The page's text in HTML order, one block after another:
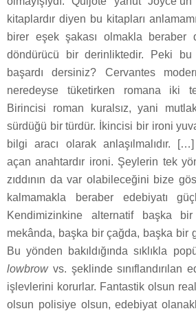
kitaplardır diyen bu kitapları
birer eşek şakası olmakla beraber
döndürücü bir derinliktedir. Peki bu
başardı dersiniz? Cervantes
neredeyse tüketirken romana iki
Birincisi roman kuralsız, yani
sürdüğü bir türdür. İkincisi bir ironi
bilgi aracı olarak anlaşılmalıdır. […]
açan anahtardır ironi. Şeylerin tek
zıddının da var olabileceğini bize
kalmamakla beraber edebiyatı
Kendimizinkine alternatif başka
mekânda, başka bir çağda, başka bir
Bu yönden bakıldığında sıklıkla
lowbrowvs. şeklinde sınıflandırılan
işlevlerini korurlar. Fantastik olsun
olsun polisiye olsun, edebiyat olanaklı